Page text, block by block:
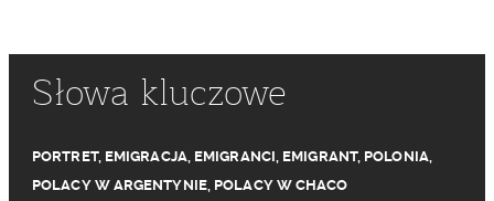
Słowa kluczowe
PORTRET, EMIGRACJA, EMIGRANCI, EMIGRANT, POLONIA,
POLACY W ARGENTYNIE, POLACY W CHACO